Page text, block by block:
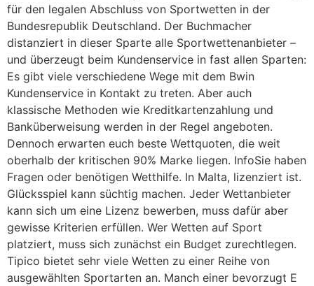
für den legalen Abschluss von Sportwetten in der
Bundesrepublik Deutschland. Der Buchmacher
distanziert in dieser Sparte alle Sportwettenanbieter –
und überzeugt beim Kundenservice in fast allen Sparten:
Es gibt viele verschiedene Wege mit dem Bwin
Kundenservice in Kontakt zu treten. Aber auch
klassische Methoden wie Kreditkartenzahlung und
Banküberweisung werden in der Regel angeboten.
Dennoch erwarten euch beste Wettquoten, die weit
oberhalb der kritischen 90% Marke liegen. InfoSie haben
Fragen oder benötigen Wetthilfe. In Malta, lizenziert ist.
Glücksspiel kann süchtig machen. Jeder Wettanbieter
kann sich um eine Lizenz bewerben, muss dafür aber
gewisse Kriterien erfüllen. Wer Wetten auf Sport
platziert, muss sich zunächst ein Budget zurechtlegen.
Tipico bietet sehr viele Wetten zu einer Reihe von
ausgewählten Sportarten an. Manch einer bevorzugt E